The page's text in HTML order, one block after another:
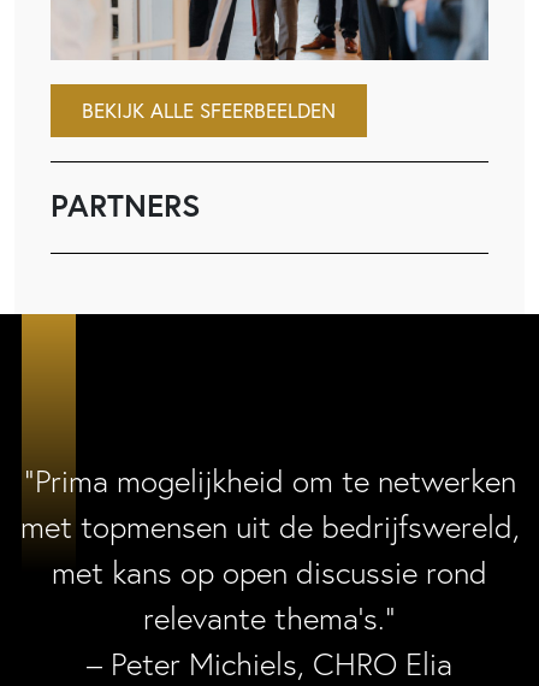
BEKIJK ALLE SFEERBEELDEN
PARTNERS
“Prima mogelijkheid om te netwerken
met topmensen uit de bedrijfswereld,
met kans op open discussie rond
relevante thema’s.”
– Peter Michiels, CHRO Elia